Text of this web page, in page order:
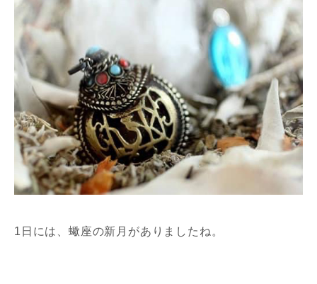
1日には、蠍座の新月がありましたね。